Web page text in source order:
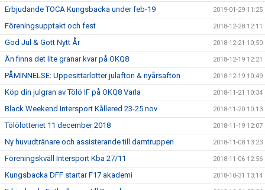
Erbjudande TOCA Kungsbacka under feb-19 2019-01-29 11:25
Föreningsupptakt och fest 2018-12-28 12:11
God Jul & Gott Nytt År 2018-12-21 10:50
Än finns det lite granar kvar på OKQ8 2018-12-19 12:21
PÅMINNELSE: Uppesittarlotter julafton & nyårsafton 2018-12-19 10:49
Köp din julgran av Tölö IF på OKQ8 Varla 2018-11-21 10:34
Black Weekend Intersport Kållered 23-25 nov 2018-11-20 10:13
Tölölotteriet 11 december 2018 2018-11-19 12:07
Ny huvudtränare och assisterande till damtruppen 2018-11-08 13:23
Föreningskväll Intersport Kba 27/11 2018-11-06 12:56
Kungsbacka DFF startar F17 akademi 2018-10-31 13:14